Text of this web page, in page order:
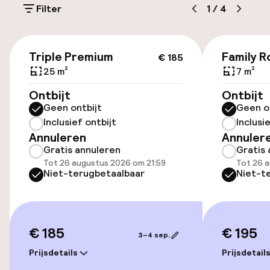
Bagageruimte
Parkeren & mobiliteit
(buiten)
Gratis parkeren
Openbaar parkeren
Toegankelijkheid
Lift
Filter 1 / 4
€ 185
Triple Premium
25 m²
Ontbijt
Geen ontbijt
Inclusief ontbijt
Annuleren
Gratis annuleren
Tot 26 augustus 2026 om 21:59
Niet-terugbetaalbaar
€ 185
Prijsdetails
3–4 sep.
Family
7 m²
Ontbijt
Geen
Gratis
Tot 26
Niet-
€ 195
Prijsdetails